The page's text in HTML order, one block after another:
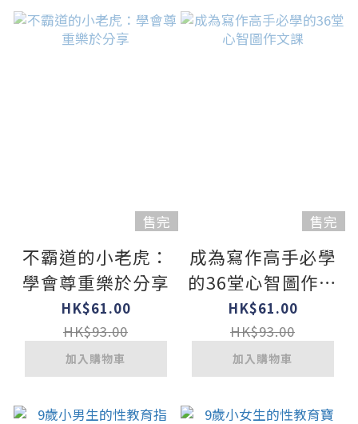
售完
不霸道的小老虎：
學會尊重樂於分享
HK$61.00
HK$93.00
加入購物車
售完
成為寫作高手必學
的36堂心智圖作文
課
HK$61.00
HK$93.00
加入購物車